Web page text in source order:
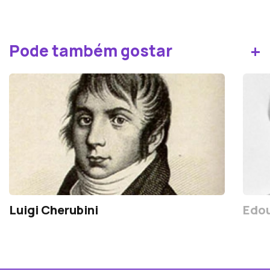
Pode também gostar +
Luigi Cherubini